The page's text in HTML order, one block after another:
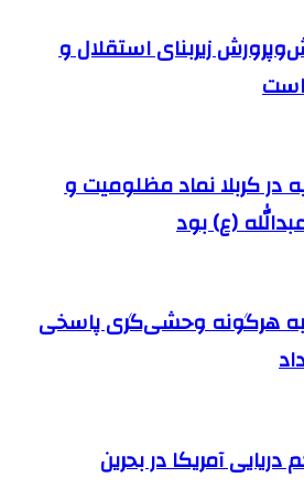
زیربنای استقلال و
در کربلا نماد مظلومیت و
(ع) بود
هرگونه وحشی‌گری پاسخی
آمریکا در بحرین